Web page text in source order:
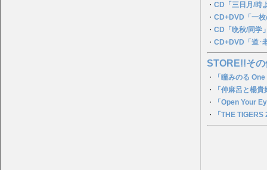
・ CD「三日月/時
・ CD+DVD「一
・ CD「晩秋/同学
・ CD+DVD「道･
STORE!!そ
・
「瞳みのる
・
「仲麻呂と楊
・
「Open Your
・
「THE